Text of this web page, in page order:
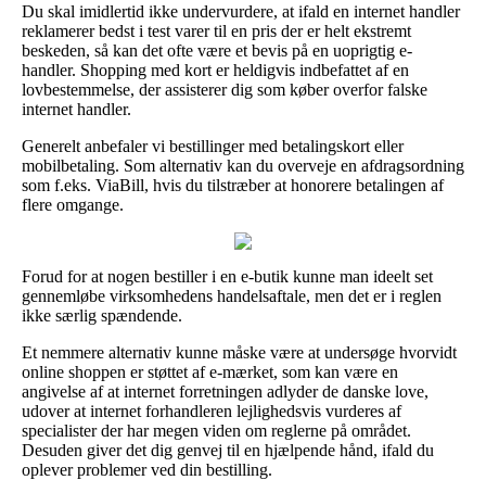
Du skal imidlertid ikke undervurdere, at ifald en internet handler
reklamerer bedst i test varer til en pris der er helt ekstremt
beskeden, så kan det ofte være et bevis på en uoprigtig e-
handler. Shopping med kort er heldigvis indbefattet af en
lovbestemmelse, der assisterer dig som køber overfor falske
internet handler.
Generelt anbefaler vi bestillinger med betalingskort eller
mobilbetaling. Som alternativ kan du overveje en afdragsordning
som f.eks. ViaBill, hvis du tilstræber at honorere betalingen af
flere omgange.
Forud for at nogen bestiller i en e-butik kunne man ideelt set
gennemløbe virksomhedens handelsaftale, men det er i reglen
ikke særlig spændende.
Et nemmere alternativ kunne måske være at undersøge hvorvidt
online shoppen er støttet af e-mærket, som kan være en
angivelse af at internet forretningen adlyder de danske love,
udover at internet forhandleren lejlighedsvis vurderes af
specialister der har megen viden om reglerne på området.
Desuden giver det dig genvej til en hjælpende hånd, ifald du
oplever problemer ved din bestilling.